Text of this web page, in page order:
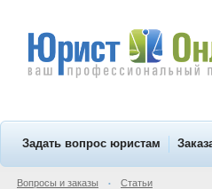
Задать вопрос юристам
Вопросы и заказы • Статьи